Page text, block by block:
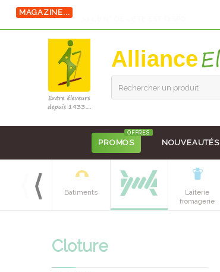
MAGAZINE...
Alliance
Rechercher un produit
PROMOS
OFFRES
NOUVEAUTÉS
Equipements
Batiments
Laiterie
fromagerie
Cloture